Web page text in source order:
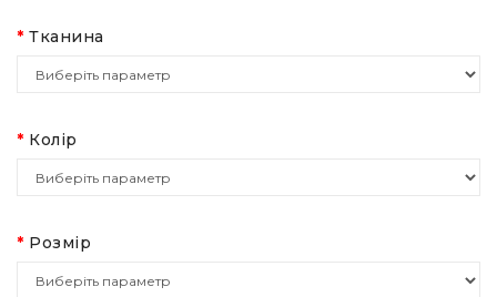
Тканина
Колір
Розмір